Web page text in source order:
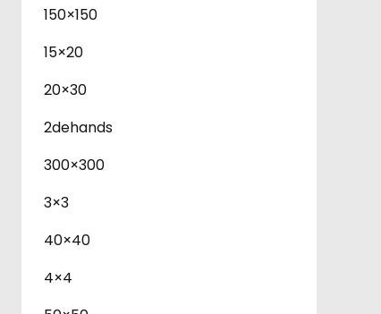
150×150
15×20
20×30
2dehands
300×300
3×3
40×40
4×4